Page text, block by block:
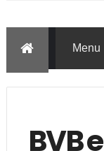
BVB